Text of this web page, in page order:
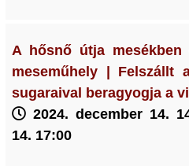
A hősnő útja
meseműhely | Felszállt
sugaraival beragyogja a
2024. december 14.
14. 17:00